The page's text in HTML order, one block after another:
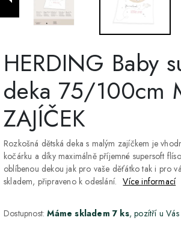
HERDING Baby
deka 75/100cm
ZAJÍČEK
Rozkošná dětská deka s malým zajíčkem je
kočárku a díky maximálně příjemné supersoft
oblíbenou dekou jak pro vaše děťátko tak i pro
skladem, připraveno k odeslání. Více informací
Dostupnost:Máme skladem 7 ks, pozítří u Vás